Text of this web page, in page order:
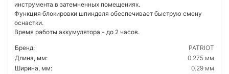
инструмента в затемненных помещениях.
Функция блокировки шпинделя обеспечивает быструю смену
оснастки.
Время работы аккумулятора - до 2 часов.
Бренд:
PATRIOT
Длина, мм:
0.275 мм
Ширина, мм:
0.29 мм